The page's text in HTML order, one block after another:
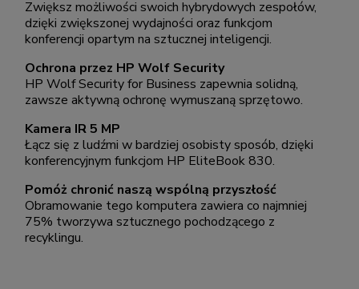
Zwiększ możliwości swoich hybrydowych zespołów,
dzięki zwiększonej wydajności oraz funkcjom
konferencji opartym na sztucznej inteligencji.
Ochrona przez HP Wolf Security
HP Wolf Security for Business zapewnia solidną,
zawsze aktywną ochronę wymuszaną sprzętowo.
Kamera IR 5 MP
Łącz się z ludźmi w bardziej osobisty sposób, dzięki
konferencyjnym funkcjom HP EliteBook 830.
Pomóż chronić naszą wspólną przyszłość
Obramowanie tego komputera zawiera co najmniej
75% tworzywa sztucznego pochodzącego z
recyklingu.